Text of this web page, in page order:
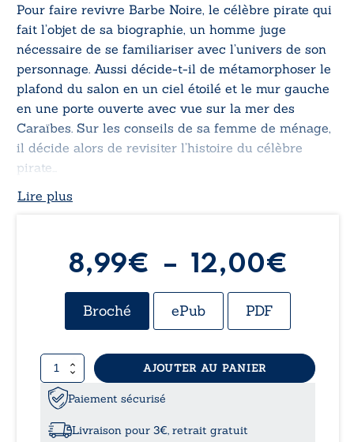
Pour faire revivre Barbe Noire, le célèbre pirate qui
fait l’objet de sa biographie, un homme juge
nécessaire de se familiariser avec l’univers de son
personnage. Aussi décide-t-il de métamorphoser le
plafond du salon en un ciel étoilé et le mur gauche
en une porte ouverte avec vue sur la mer des
Caraïbes. Sur les conseils de sa femme de ménage,
il décide alors de revisiter l’histoire du célèbre
pirate…
Lire plus
8,99€ – 12,00€
de
Broché ePub PDF
quantité
de
Le
fabuleux
destin
AJOUTER AU PANIER
Paiement sécurisé
Livraison pour 3€, retrait gratuit